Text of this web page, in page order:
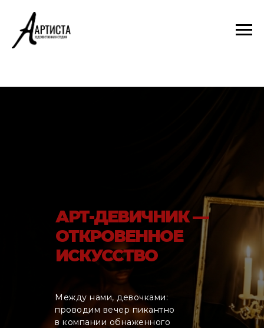
Между нами, девочками:
проводим вечер пикантно
в компании обнаженного
АРТ-ДЕВИЧНИК —
ОТКРОВЕННОЕ
ИСКУССТВО